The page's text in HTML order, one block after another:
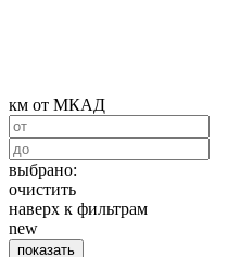
км от МКАД
выбрано:
очистить
наверх к фильтрам
new
показать